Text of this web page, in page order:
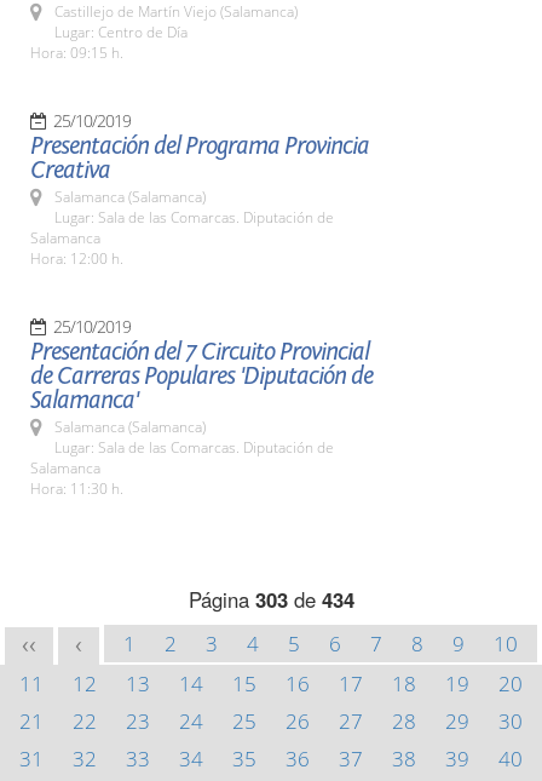
Castillejo de Martín Viejo (Salamanca)
Lugar: Centro de Día
Hora: 09:15 h.
25/10/2019
Presentación del Programa Provincia
Creativa
Salamanca (Salamanca)
Lugar: Sala de las Comarcas. Diputación de
Salamanca
Hora: 12:00 h.
25/10/2019
Presentación del 7 Circuito Provincial
de Carreras Populares 'Diputación de
Salamanca'
Salamanca (Salamanca)
Lugar: Sala de las Comarcas. Diputación de
Salamanca
Hora: 11:30 h.
Página 303de 434
<< < 1 2 3 4 5 6 7 8 9
10
11
12 13 14 15 16 17 18 19
20
21
22 23 24 25 26 27 28 29
30
31
32 33 34 35 36 37 38 39
40